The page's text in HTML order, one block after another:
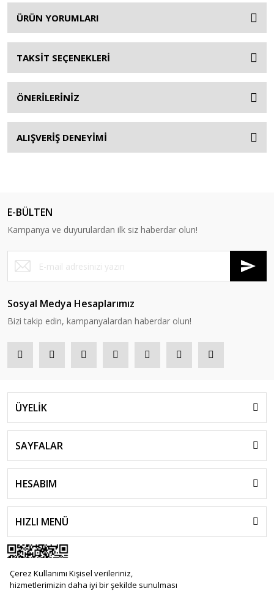
Çerez Kullanımı Kişisel verileriniz,
hizmetlerimizin daha iyi bir şekilde sunulması
ÜRÜN YORUMLARI
TAKSİT SEÇENEKLERİ
ÖNERİLERİNİZ
ALIŞVERİŞ DENEYİMİ
E-BÜLTEN
Kampanya ve duyurulardan ilk siz haberdar olun!
Sosyal Medya Hesaplarımız
Bizi takip edin, kampanyalardan haberdar olun!
ÜYELİK
SAYFALAR
HESABIM
HIZLI MENÜ